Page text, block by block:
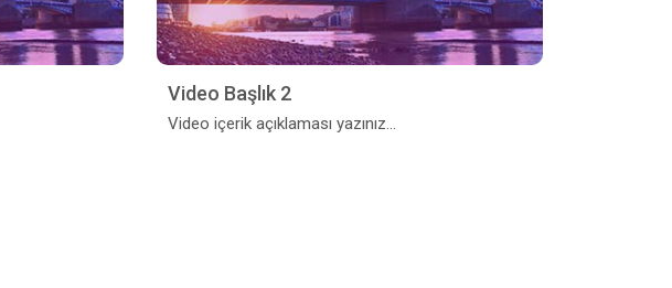
Video Başlık 2
Video içerik açıklaması yazınız...